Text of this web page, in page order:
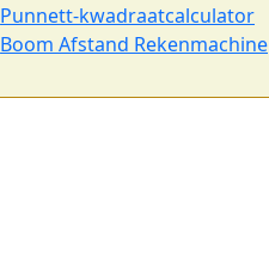
Punnett-kwadraatcalculator
Boom Afstand Rekenmachine